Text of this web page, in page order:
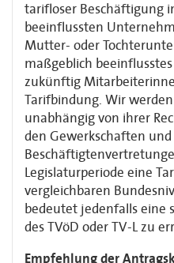
tarifloser Beschäftigung
beeinflussten
Mutter- oder
maßgeblich
zukünftig
Tarifbindung. Wir
unabhängig von ihrer
den Gewerkschaften und
Legislaturperiode eine
vergleichbaren
bedeutet jedenfalls eine
des TVöD oder TV-L zu
Empfehlung der